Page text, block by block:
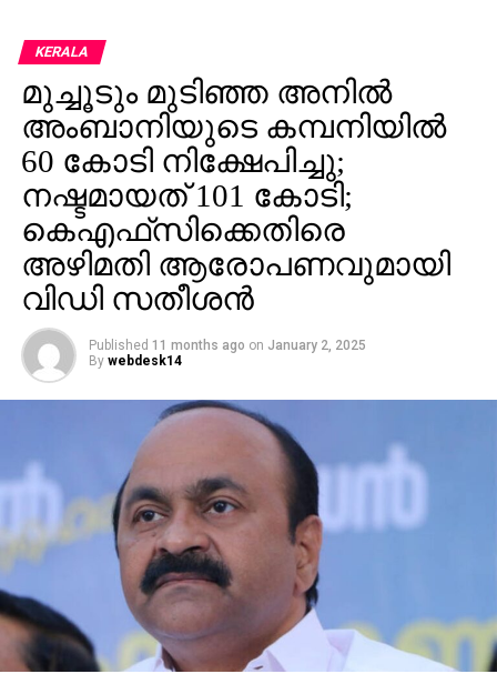
KERALA
മുച്ചൂടും മുടിഞ്ഞ അനില്‍
അംബാനിയുടെ കമ്പനിയില്‍
60 കോടി നിക്ഷേപിച്ചു;
നഷ്ടമായത് 101 കോടി;
കെഎഫ്‌സിക്കെതിരെ
അഴിമതി ആരോപണവുമായി
വിഡി സതീശന്‍
Published 11 months ago on January 2, 2025
By webdesk14